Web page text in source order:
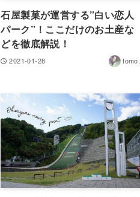
石屋製菓が運営する”白い恋人
パーク”！ここだけのお土産な
どを徹底解説！
2021-01-28 tomo.